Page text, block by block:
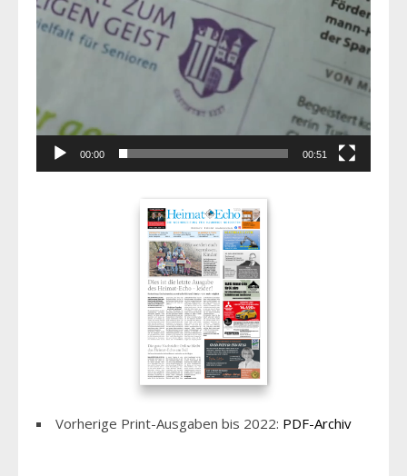
00:00 00:51
Vorherige Print-Ausgaben bis 2022: PDF-Archiv